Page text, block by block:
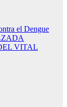
el Dengue
VITAL